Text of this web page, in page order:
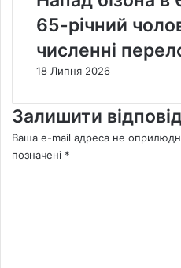
65-річний
численні
18 Липня 2026
Залишити
Ваша e-mail адреса не
позначені *